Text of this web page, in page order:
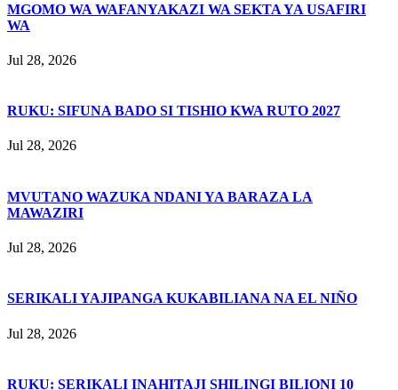
MGOMO WA WAFANYAKAZI WA SEKTA YA USAFIRI
WA
Jul 28, 2026
RUKU: SIFUNA BADO SI TISHIO KWA RUTO 2027
Jul 28, 2026
MVUTANO WAZUKA NDANI YA BARAZA LA
MAWAZIRI
Jul 28, 2026
SERIKALI YAJIPANGA KUKABILIANA NA EL NIÑO
Jul 28, 2026
RUKU: SERIKALI INAHITAJI SHILINGI BILIONI 10